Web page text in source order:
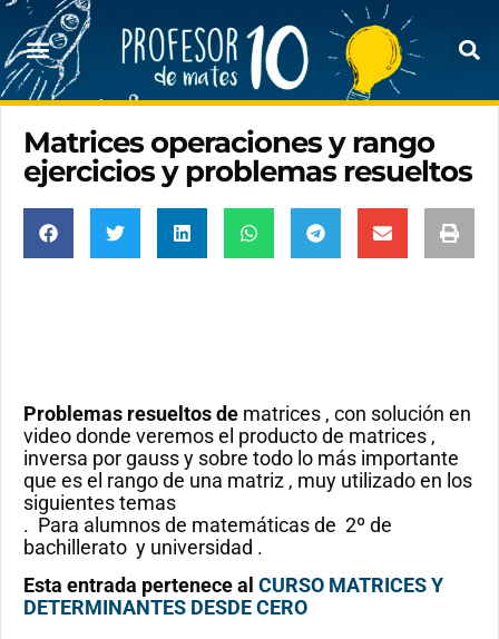
Matrices operaciones y rango
ejercicios y problemas resueltos
Problemas resueltos de matrices , con solución en
video donde veremos el producto de matrices ,
inversa por gauss y sobre todo lo más importante
que es el rango de una matriz , muy utilizado en los
siguientes temas
. Para alumnos de matemáticas de 2º de
bachillerato y universidad .
Esta entrada pertenece al CURSO MATRICES Y
DETERMINANTES DESDE CERO